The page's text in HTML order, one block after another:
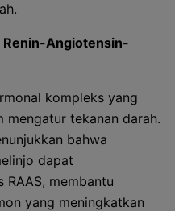
Renin-Angiotensin-
kompleks yang
mengatur tekanan darah.
bahwa
dapat
membantu
yang meningkatkan